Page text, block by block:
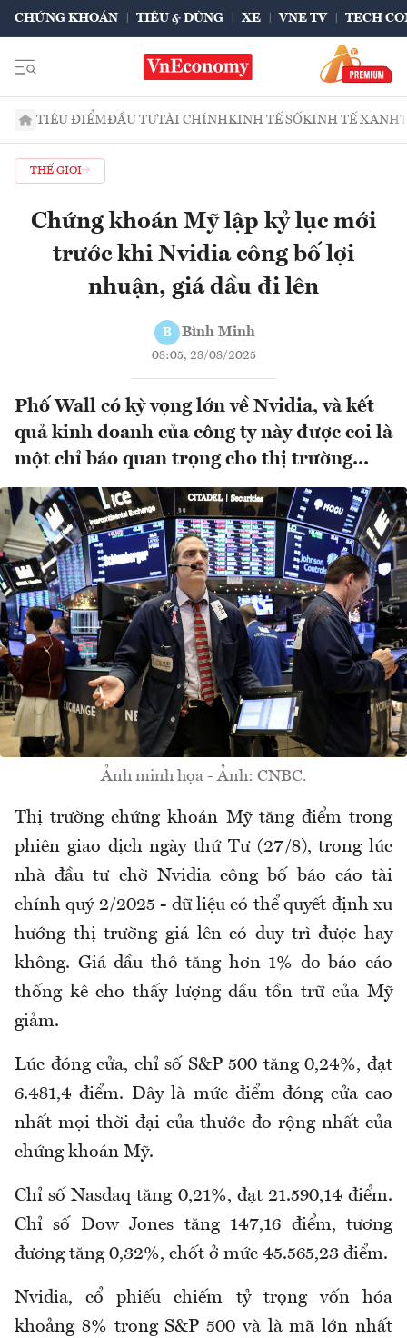
CHỨNG KHOÁN TIÊU & DÙNG XE VNE TV TECH
TIÊU ĐIỂMĐẦU TƯTÀI CHÍNHKINH TẾ SỐKINH TẾ XANH
THẾ GIỚI
Chứng khoán Mỹ lập kỷ lục mới
trước khi Nvidia công bố lợi
nhuận, giá dầu đi lên
B Bình Minh
08:05, 28/08/2025
Phố Wall có kỳ vọng lớn về Nvidia, và kết
quả kinh doanh của công ty này được coi là
một chỉ báo quan trọng cho thị trường...
Ảnh minh họa - Ảnh: CNBC.
Thị trường chứng khoán Mỹ tăng điểm trong
phiên giao dịch ngày thứ Tư (27/8), trong lúc
nhà đầu tư chờ Nvidia công bố báo cáo tài
chính quý 2/2025 - dữ liệu có thể quyết định xu
hướng thị trường giá lên có duy trì được hay
không. Giá dầu thô tăng hơn 1% do báo cáo
thống kê cho thấy lượng dầu tồn trữ của Mỹ
giảm.
Lúc đóng cửa, chỉ số S&P 500 tăng 0,24%, đạt
6.481,4 điểm. Đây là mức điểm đóng cửa cao
nhất mọi thời đại của thước đo rộng nhất của
chứng khoán Mỹ.
Chỉ số Nasdaq tăng 0,21%, đạt 21.590,14 điểm.
Chỉ số Dow Jones tăng 147,16 điểm, tương
đương tăng 0,32%, chốt ở mức 45.565,23 điểm.
Nvidia, cổ phiếu chiếm tỷ trọng vốn hóa
khoảng 8% trong S&P 500 và là mã lớn nhất